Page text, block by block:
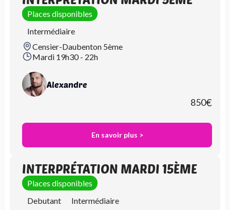
Places disponibles
Intermédiaire
Censier-Daubenton 5ème
Mardi 19h30 - 22h
Alexandre
850€
En savoir plus >
INTERPRÉTATION MARDI 15ÈME
Places disponibles
Debutant
Intermédiaire